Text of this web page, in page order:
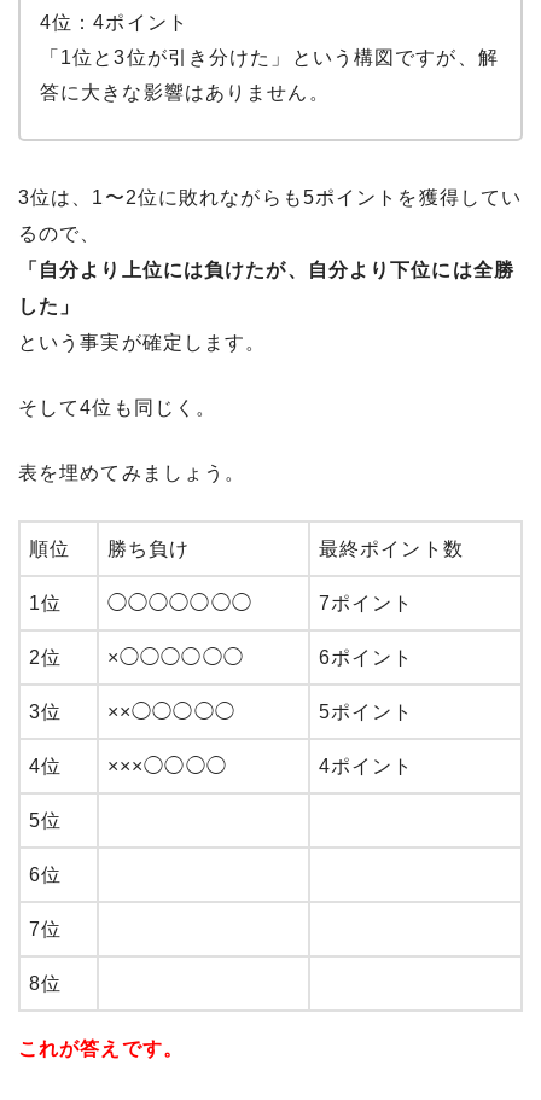
4位：4ポイント
「1位と3位が引き分けた」という構図ですが、解
答に大きな影響はありません。
3位は、1〜2位に敗れながらも5ポイントを獲得してい
るので、
「自分より上位には負けたが、自分より下位には全勝
した」
という事実が確定します。
そして4位も同じく。
表を埋めてみましょう。
順位 勝ち負け 最終ポイント数
1位 ◯◯◯◯◯◯◯ 7ポイント
2位 ×◯◯◯◯◯◯ 6ポイント
3位 ××◯◯◯◯◯ 5ポイント
4位 ×××◯◯◯◯ 4ポイント
5位
6位
7位
8位
これが答えです。